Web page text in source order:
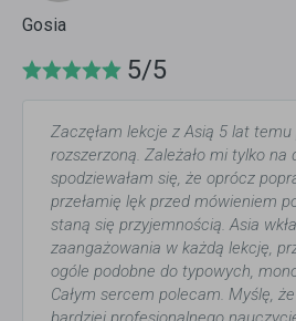
Gosia
5/5
Zaczęłam lekcje z Asią 5 lat
rozszerzoną. Zależało mi tylko na
spodziewałam się, że oprócz
przełamię lęk przed mówieniem
staną się przyjemnością. Asia
zaangażowania w każdą lekcję,
ogóle podobne do typowych,
Całym sercem polecam. Myślę,